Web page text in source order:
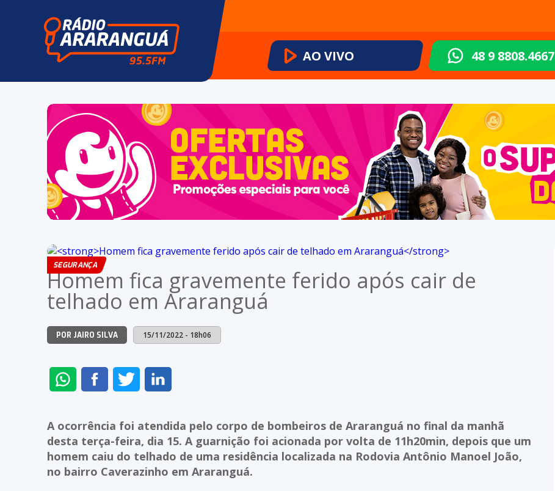
AO VIVO 48 9 8808.4667
SEGURANÇA
Homem fica gravemente ferido após cair de
telhado em Araranguá
POR JAIRO SILVA 15/11/2022 - 18h06
ENVIAR
NO
COMPARTILHAR
NO
COMPARTILHAR
NO
A ocorrência foi atendida pelo corpo de bombeiros de Araranguá no final da manhã
desta terça-feira, dia 15. A guarnição foi acionada por volta de 11h20min, depois que um
homem caiu do telhado de uma residência localizada na Rodovia Antônio Manoel João,
no bairro Caverazinho em Araranguá.